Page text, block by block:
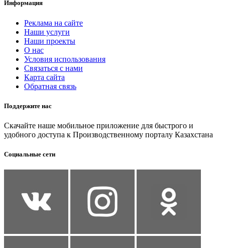
Информация
Реклама на сайте
Наши услуги
Наши проекты
О нас
Условия использования
Связаться с нами
Карта сайта
Обратная связь
Поддержите нас
Скачайте наше мобильное приложение для быстрого и
удобного доступа к Производственному порталу Казахстана
Социальные сети